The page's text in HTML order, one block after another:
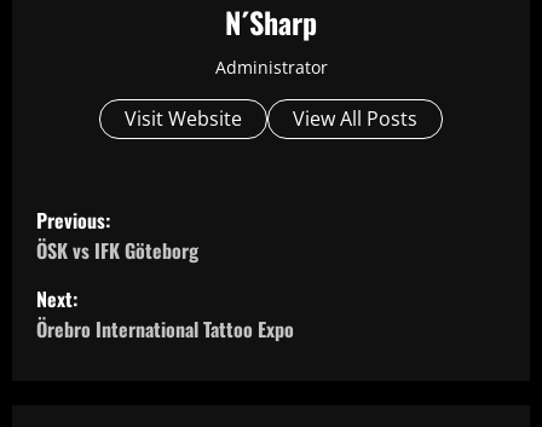
N´Sharp
Administrator
Visit Website View All Posts
P
o
s
Previous:
ÖSK vs IFK Göteborg
Next:
Örebro International Tattoo Expo